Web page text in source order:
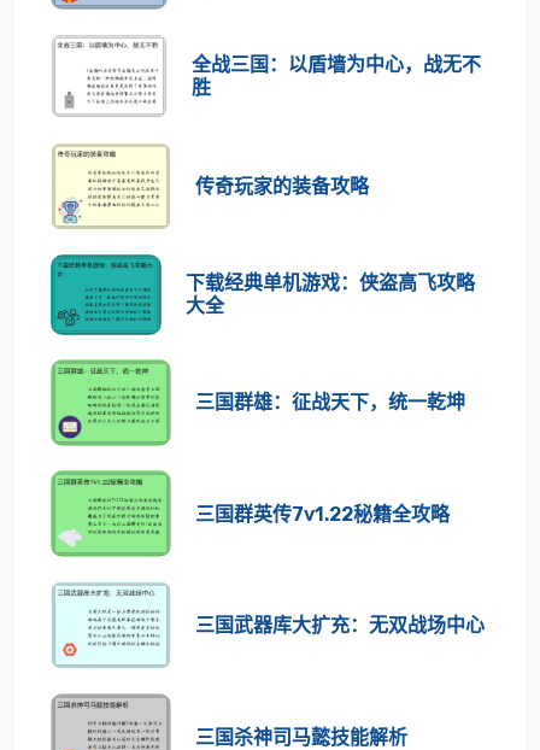
全战三国：以盾墙为中心，战无不
胜
传奇玩家的装备攻略
下载经典单机游戏：侠盗高飞攻略
大全
三国群雄：征战天下，统一乾坤
三国群英传7v1.22秘籍全攻略
三国武器库大扩充：无双战场中心
三国杀神司马懿技能解析